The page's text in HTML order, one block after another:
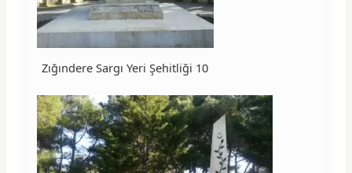
Zığındere Sargı Yeri Şehitliği 10